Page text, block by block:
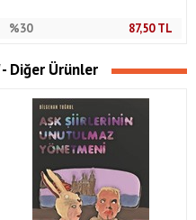
%30 87,50TL
- Diğer Ürünler